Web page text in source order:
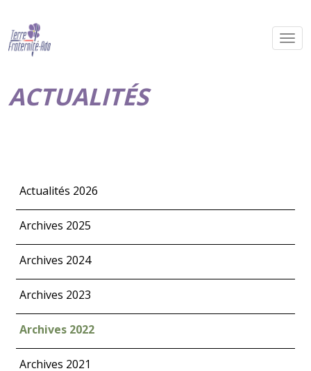
ACTUALITÉS
Actualités 2026
Archives 2025
Archives 2024
Archives 2023
Archives 2022
Archives 2021